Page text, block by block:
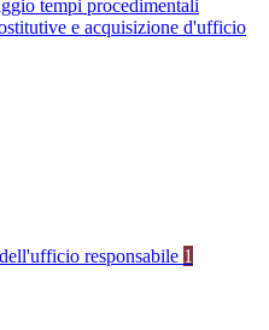
tempi procedimentali
e acquisizione d'ufficio
responsabile 1